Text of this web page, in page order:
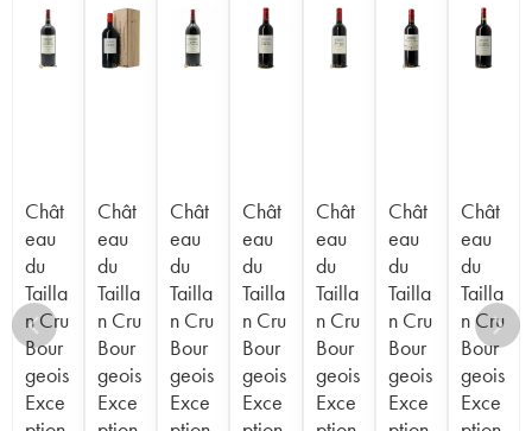
Chât
eau
du
Tailla
n Cru
Bour
geois
Exce
Chât
eau
du
Tailla
n Cru
Bour
geois
Exce
Chât
eau
du
Tailla
n Cru
Bour
geois
Exce
Chât
eau
du
Tailla
n Cru
Bour
geois
Exce
Chât
eau
du
Tailla
n Cru
Bour
geois
Exce
Chât
eau
du
Tailla
n Cru
Bour
geois
Exce
Chât
eau
du
Tailla
n Cru
Bour
geois
Exce